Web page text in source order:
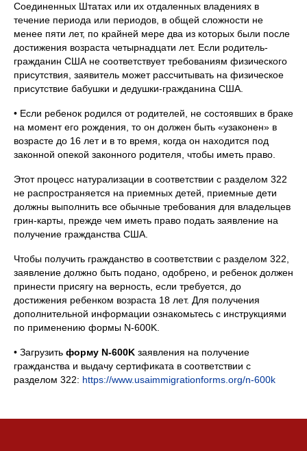
Соединенных Штатах или их отдаленных владениях в
течение периода или периодов, в общей сложности не
менее пяти лет, по крайней мере два из которых были после
достижения возраста четырнадцати лет. Если родитель-
гражданин США не соответствует требованиям физического
присутствия, заявитель может рассчитывать на физическое
присутствие бабушки и дедушки-гражданина США.
• Если ребенок родился от родителей, не состоявших в браке
на момент его рождения, то он должен быть «узаконен» в
возрасте до 16 лет и в то время, когда он находится под
законной опекой законного родителя, чтобы иметь право.
Этот процесс натурализации в соответствии с разделом 322
не распространяется на приемных детей, приемные дети
должны выполнить все обычные требования для владельцев
грин-карты, прежде чем иметь право подать заявление на
получение гражданства США.
Чтобы получить гражданство в соответствии с разделом 322,
заявление должно быть подано, одобрено, и ребенок должен
принести присягу на верность, если требуется, до
достижения ребенком возраста 18 лет. Для получения
дополнительной информации ознакомьтесь с инструкциями
по применению формы N-600K.
• Загрузить форму N-600K заявления на получение
гражданства и выдачу сертификата в соответствии с
разделом 322: https://www.usaimmigrationforms.org/n-600k